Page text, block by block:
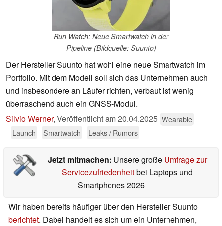
Run Watch: Neue Smartwatch in der
Pipeline (Bildquelle: Suunto)
Der Hersteller Suunto hat wohl eine neue Smartwatch im
Portfolio. Mit dem Modell soll sich das Unternehmen auch
und insbesondere an Läufer richten, verbaut ist wenig
überraschend auch ein GNSS-Modul.
Silvio Werner, Veröffentlicht am20.04.2025 Wearable
Launch
Smartwatch Leaks / Rumors
Jetzt mitmachen: Unsere große Umfrage zur
Servicezufriedenheitbei Laptops und
Smartphones 2026
Wir haben bereits häufiger über den Hersteller Suunto
berichtet. Dabei handelt es sich um ein Unternehmen,